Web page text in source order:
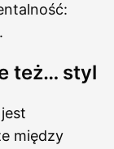
też… styl
między